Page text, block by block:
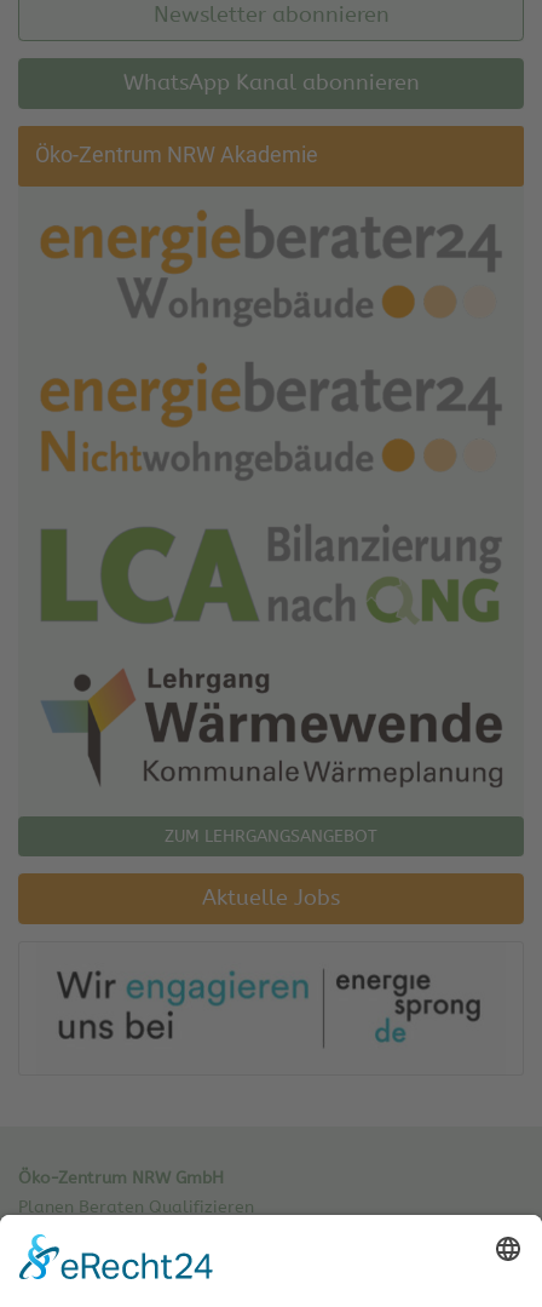
Newsletter abonnieren
WhatsApp Kanal abonnieren
Öko-Zentrum NRW Akademie
ZUM LEHRGANGSANGEBOT
Aktuelle Jobs
Öko-Zentrum NRW GmbH
Planen Beraten Qualifizieren
Sachsenweg 8
59073 Hamm